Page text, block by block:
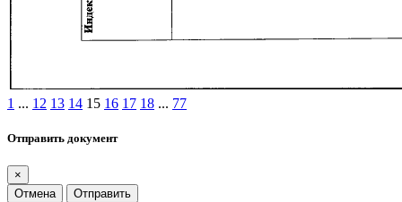
1 ... 12 13 14 15 16 17 18 ... 77
Отправить документ
×
Отмена
Отправить